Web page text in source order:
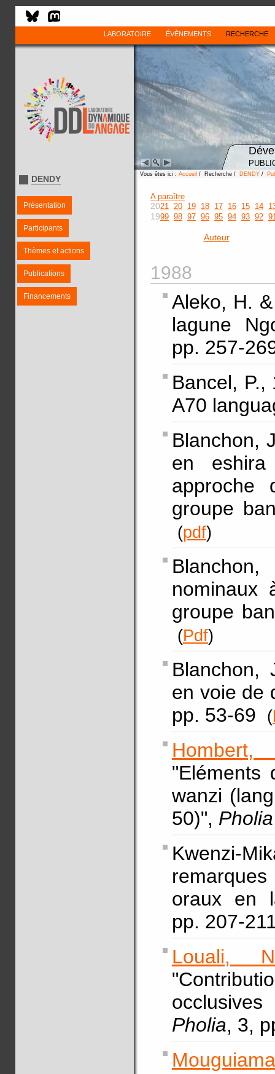
LABORATOIRE ÉVÈNEMENTS RECHERCHE
DENDY
Présentation
Participants
Thèmes et actions
Publications
Financements
Vous êtes ici : Accueil / Recherche / DENDY /
A paraître
2021 20 19 18 17 16 15 14
1999 98 97 96 95 94 93 92
Auteur
1988
Aleko, H.
lagune
pp. 257-
Bancel,
A70
Blanchon,
en
approche
groupe
(pdf)
nominaux
groupe
(Pdf)
Blanchon,
en voie de
pp. 53-69
(
Hombert,
"Eléments
wanzi
50)", Pholia
Kwenzi-
oraux en
pp. 207-
Louali,
Pholia, 3,